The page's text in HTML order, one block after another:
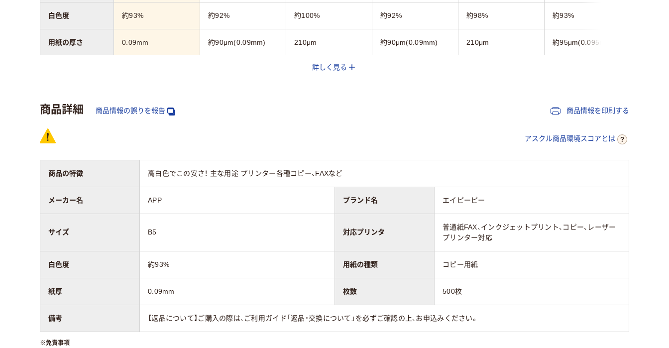
約93% 約92% 約100% 約92% 約98% 約93%
0.09mm 約90μm(0.09mm) 210μm 約90μm(0.09mm) 210μm 約95μm(0.095mm)
フルカラー用紙
白色度
用紙の厚さ
スコア
詳しく見る
商品詳細 商品情報の誤りを報告 商品情報を印刷する
アスクル商品環境スコアとは
商品の特徴 高白色でこの安さ！ 主な用途 プリンター各種コピー、FAXなど
メーカー名 APP ブランド名 エイピーピー
サイズ B5 対応プリンタ
普通紙FAX、インクジェットプリント、コピー、レーザー
プリンター対応
白色度 約93% 用紙の種類 コピー用紙
紙厚 0.09mm 枚数 500枚
備考 【返品について】ご購入の際は、ご利用ガイド「返品・交換について」を必ずご確認の上、お申込みください。
※免責事項